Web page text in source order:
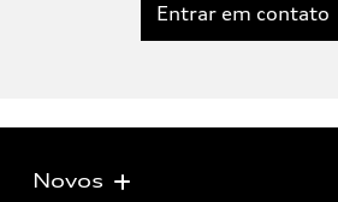
Entrar em contato
Novos